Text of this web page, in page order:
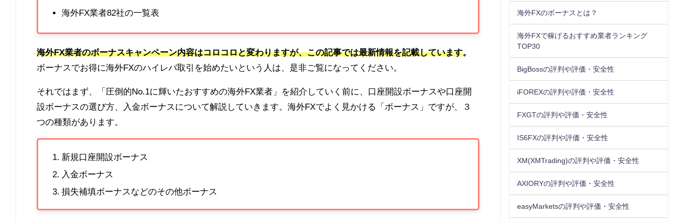
海外FX業者82社の一覧表
海外FX業者のボーナスキャンペーン内容はコロコロと変わりますが、この記事では最新情報を記載しています。
ボーナスでお得に海外FXのハイレバ取引を始めたいという人は、是非ご覧になってください。
それではまず、「圧倒的No.1に輝いたおすすめの海外FX業者」を紹介していく前に、口座開設ボーナスや口座開
設ボーナスの選び方、入金ボーナスについて解説していきます。海外FXでよく見かける「ボーナス」ですが、３
つの種類があります。
新規口座開設ボーナス
入金ボーナス
損失補填ボーナスなどのその他ボーナス
海外FXのボーナスとは？
海外FXで稼げるおすすめ業者ランキング
TOP30
BigBossの評判や評価・安全性
iFOREXの評判や評価・安全性
FXGTの評判や評価・安全性
IS6FXの評判や評価・安全性
XM(XMTrading)の評判や評価・安全性
AXIORYの評判や評価・安全性
easyMarketsの評判や評価・安全性